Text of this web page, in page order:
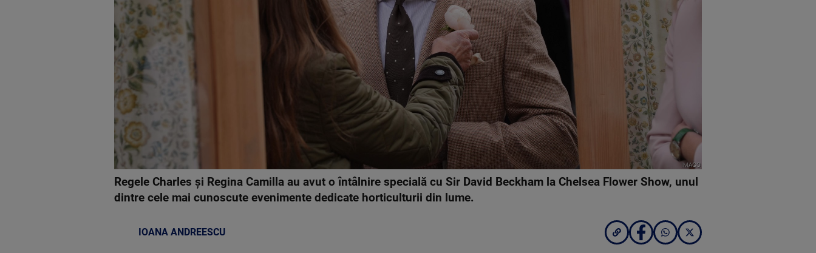
IMAGO
Regele Charles şi Regina Camilla au avut o întâlnire specială cu Sir David Beckham la Chelsea Flower Show, unul
dintre cele mai cunoscute evenimente dedicate horticulturii din lume.
IOANA ANDREESCU